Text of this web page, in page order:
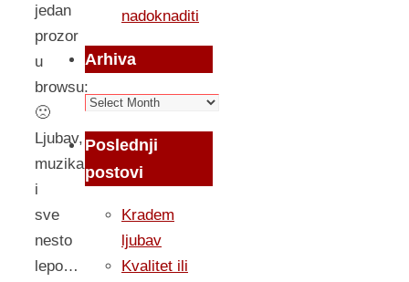
jedan
prozor
u
browsu:
🙁
Ljubav,
muzika
i
sve
nesto
lepo…
nadoknaditi
Arhiva
Arhiva
Poslednji
postovi
Kradem
ljubav
Kvalitet ili